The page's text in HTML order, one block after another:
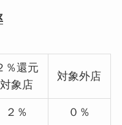
％還元
対象店
対象外店
２％ ０％